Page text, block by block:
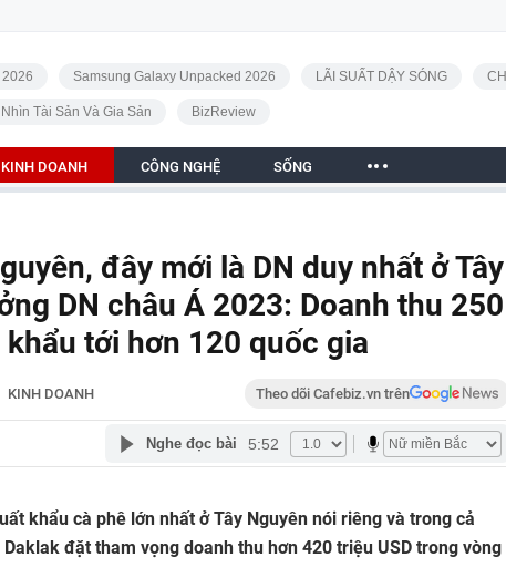
Samsung Galaxy Unpacked 2026 LÃI SUẤT DẬY SÓNG
Tài Sản Và Gia Sản BizReview
KINH DOANH CÔNG NGHỆ SỐNG
đây mới là DN duy nhất ở Tây
DN châu Á 2023: Doanh thu 250
tới hơn 120 quốc gia
KINH DOANH Theo dõi Cafebiz.vn trên
Nghe đọc bài 5:52
khẩu cà phê lớn nhất ở Tây Nguyên nói riêng và trong cả
đặt tham vọng doanh thu hơn 420 triệu USD trong vòng